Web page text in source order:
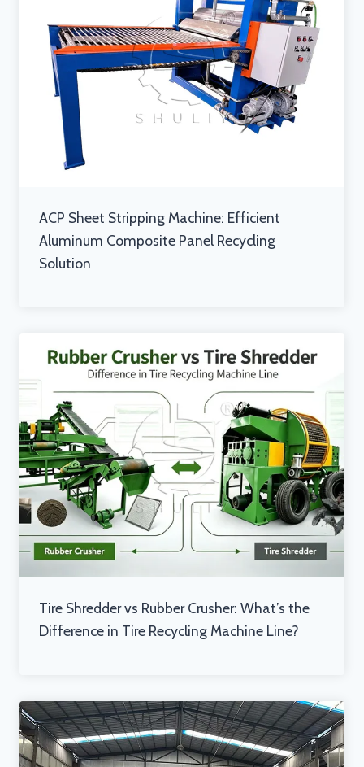
ACP Sheet Stripping Machine: Efficient
Aluminum Composite Panel Recycling
Solution
Tire Shredder vs Rubber Crusher: What’s the
Difference in Tire Recycling Machine Line?